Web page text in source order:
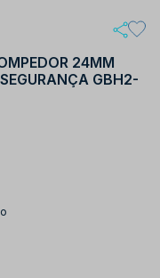
24MM
GBH2-